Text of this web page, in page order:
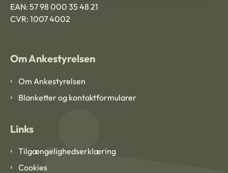
EAN: 57 98 000 35 48 21
CVR: 1007 4002
Om Ankestyrelsen
Om Ankestyrelsen
Blanketter og kontaktformularer
Links
Tilgængelighedserklæring
Cookies